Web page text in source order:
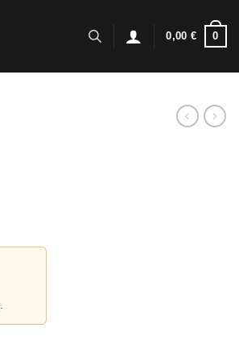
0,00 € 0